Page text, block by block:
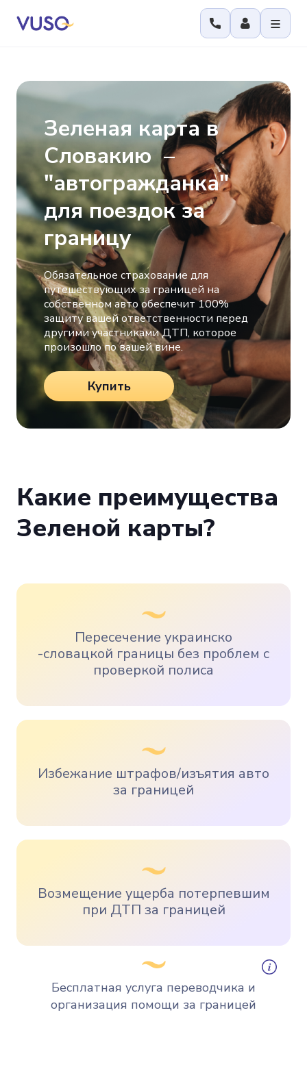
Зеленая карта в
Словакию –
"автогражданка"
для поездок за
границу
Обязательное страхование для
путешествующих за границей на
собственном авто обеспечит 100%
защиту вашей ответственности перед
другими участниками ДТП, которое
произошло по вашей вине.
Купить
Какие преимущества
Зеленой карты?
Пересечение украинско
-словацкой границы без проблем с
проверкой полиса
Избежание штрафов/изъятия авто
за границей
Возмещение ущерба потерпевшим
при ДТП за границей
Бесплатная услуга переводчика и
организация помощи за границей
месяц гарантированно получайте
бесплатные услуги переводчика и
дополнительный пакет организации помощи